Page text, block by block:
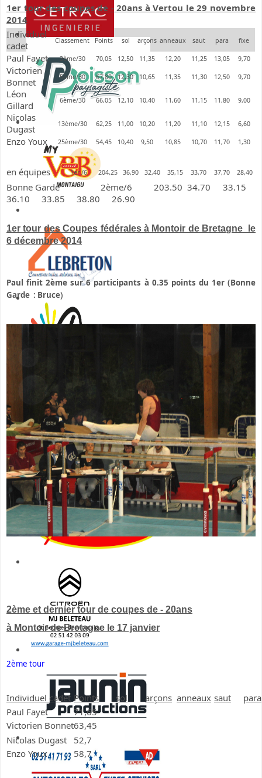
1er tour des coupes de - 20ans à Vertou le 29 novembre
2014
Individuel
cadet
Classement Points sol arçons anneaux saut para fixe
Paul Fayet 3ème/30 70,05 12,50 11,35 12,20 11,25 13,05 9,70
Victorien
Bonnet
5ème/30 67,80 12,30 10,65 11,35 11,30 12,50 9,70
Léon
Gillard
6ème/30 66,05 12,10 10,40 11,60 11,15 11,80 9,00
Nicolas
Dugast
13ème/30 62,25 11,00 10,20 11,20 11,10 12,15 6,60
Enzo Youx 25ème/30 54,45 10,40 9,50 10,85 10,70 11,70 1,30
en équipes 1er /6 204,25 36,90 32,40 35,15 33,70 37,70 28,40
Bonne Garde 2ème/6 203.50 34.70 33.15
36.10 33.85 38.80 26.90
1er tour des Coupes fédérales à Montoir de Bretagne le
6 décembre 2014
Paul finit 2ème sur 6 participants à 0.35 points du 1er (Bonne
Garde : Bruce)
2ème et dernier tour de coupes de - 20ans
à Montoir de Bretagne le 17 janvier
2ème tour
Individuel cadet Points sol arçons anneaux saut
para
Paul Fayet
71,65
Victorien Bonnet63,45
Nicolas Dugast
52,7
Enzo Youx
58,7